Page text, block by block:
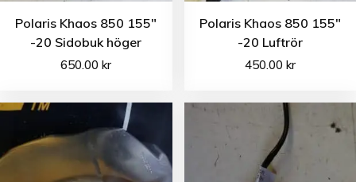
Polaris Khaos 850 155″
-20 Sidobuk höger
650.00kr
Polaris Khaos 850 155″
-20 Luftrör
450.00 kr